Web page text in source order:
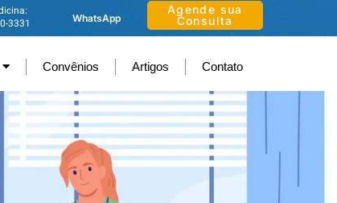
3331
WhatsApp
Agende sua
Consulta
Convênios Artigos Contato